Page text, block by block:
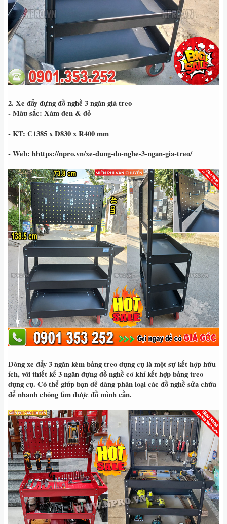
2. Xe đẩy đựng đồ nghề 3 ngăn giá treo
- Màu sắc: Xám đen & đỏ
- KT: C1385 x D830 x R400 mm
- Web: hhttps://npro.vn/xe-dung-do-nghe-3-ngan-gia-treo/
Dòng xe đẩy 3 ngăn kèm bảng treo dụng cụ là một sự kết hợp hữu
ích, với thiết kế 3 ngăn đựng đồ nghề cơ khí kết hợp bảng treo
dụng cụ. Có thể giúp bạn dễ dàng phân loại các đồ nghề sửa chữa
để nhanh chóng tìm được đồ mình cần.